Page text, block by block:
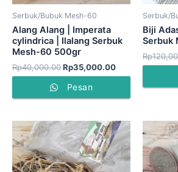
Serbuk/Bubuk Mesh-60
Alang Alang | Imperata
cylindrica | Ilalang Serbuk
Mesh-60 500gr
Rp40,000.00Rp35,000.00
Pesan
Serbuk/
Biji
Serbuk
Rp